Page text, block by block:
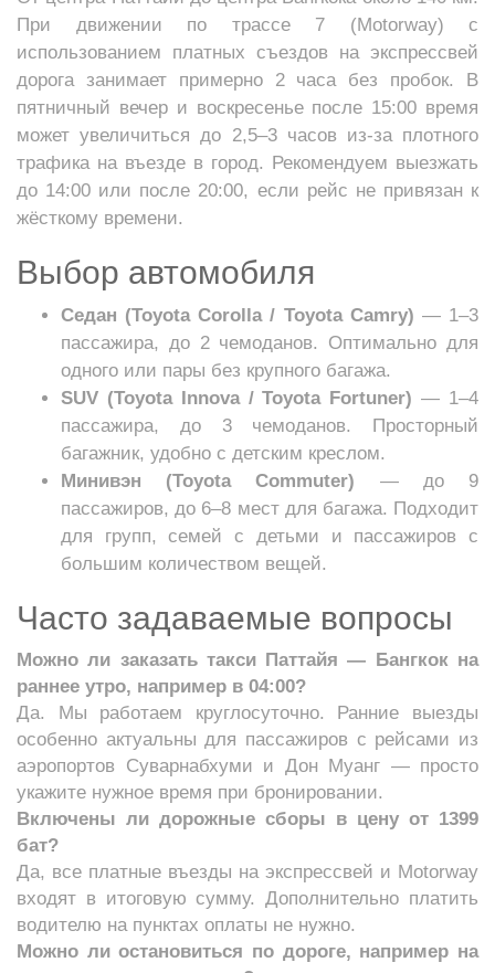
При движении по трассе 7 (Motorway) с
использованием платных съездов на экспрессвей
дорога занимает примерно 2 часа без пробок. В
пятничный вечер и воскресенье после 15:00 время
может увеличиться до 2,5–3 часов из-за плотного
трафика на въезде в город. Рекомендуем выезжать
до 14:00 или после 20:00, если рейс не привязан к
жёсткому времени.
Выбор автомобиля
Седан (Toyota Corolla / Toyota Camry) — 1–3
пассажира, до 2 чемоданов. Оптимально для
одного или пары без крупного багажа.
SUV (Toyota Innova / Toyota Fortuner) — 1–4
пассажира, до 3 чемоданов. Просторный
багажник, удобно с детским креслом.
Минивэн (Toyota Commuter) — до 9
пассажиров, до 6–8 мест для багажа. Подходит
для групп, семей с детьми и пассажиров с
большим количеством вещей.
Часто задаваемые вопросы
Можно ли заказать такси Паттайя — Бангкок на
раннее утро, например в 04:00?
Да. Мы работаем круглосуточно. Ранние выезды
особенно актуальны для пассажиров с рейсами из
аэропортов Суварнабхуми и Дон Муанг — просто
укажите нужное время при бронировании.
Включены ли дорожные сборы в цену от 1399
бат?
Да, все платные въезды на экспрессвей и Motorway
входят в итоговую сумму. Дополнительно платить
водителю на пунктах оплаты не нужно.
Можно ли остановиться по дороге, например на